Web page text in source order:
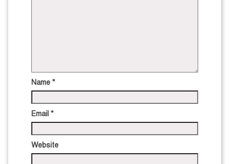
Name *
Email *
Website